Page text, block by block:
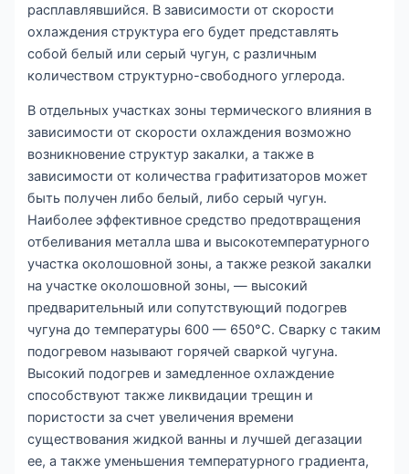
расплавлявшийся. В зависимости от скорости
охлаждения структура его будет представлять
собой белый или серый чугун, с различным
количеством структурно-свободного углерода.
В отдельных участках зоны термического влияния в
зависимости от скорости охлаждения возможно
возникновение структур закалки, а также в
зависимости от количества графитизаторов может
быть получен либо белый, либо серый чугун.
Наиболее эффективное средство предотвращения
отбеливания металла шва и высокотемпературного
участка околошовной зоны, а также резкой закалки
на участке околошовной зоны, — высокий
предварительный или сопутствующий подогрев
чугуна до температуры 600 — 650°С. Сварку с таким
подогревом называют горячей сваркой чугуна.
Высокий подогрев и замедленное охлаждение
способствуют также ликвидации трещин и
пористости за счет увеличения времени
существования жидкой ванны и лучшей дегазации
ее, а также уменьшения температурного градиента,